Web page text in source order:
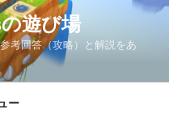
遊び場
考回答（攻略）と解説をあ
ー